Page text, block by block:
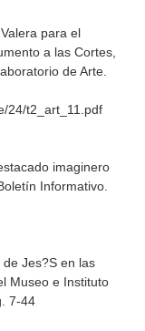
para el
a las Cortes,
de Arte.
24/t2_art_11.pdf
imaginero
Informativo.
Jes?S en las
Museo e Instituto
7-44